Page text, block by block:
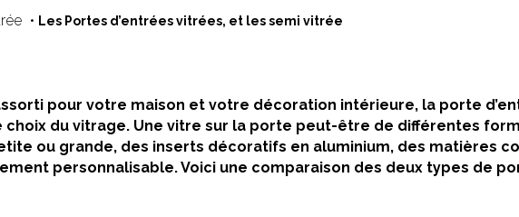
• Les Portes d’entrées vitrées, et les semi vitrée
pour votre maison et votre décoration intérieure, la porte
choix du vitrage. Une vitre sur la porte peut-être de différentes
ou grande, des inserts décoratifs en aluminium, des matières
personnalisable. Voici une comparaison des deux types de